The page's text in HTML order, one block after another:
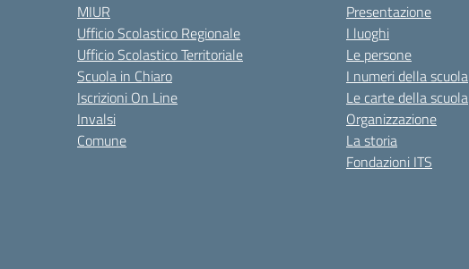
MIUR
Ufficio Scolastico Regionale
Ufficio Scolastico Territoriale
Scuola in Chiaro
Iscrizioni On Line
Invalsi
Comune
Presentazione
I luoghi
Le persone
I numeri della scuola
Le carte della scuola
Organizzazione
La storia
Fondazioni ITS